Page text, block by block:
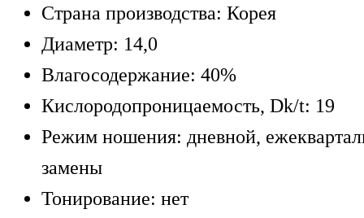
Страна производства: Корея
Диаметр: 14,0
Влагосодержание: 40%
Кислородопроницаемость, Dk/t: 19
Режим ношения: дневной,
замены
Тонирование: нет